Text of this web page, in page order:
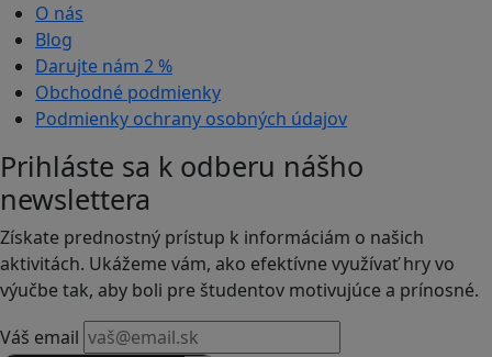
O nás
Blog
Darujte nám 2 %
Obchodné podmienky
Podmienky ochrany osobných údajov
Prihláste sa k odberu nášho
newslettera
Získate prednostný prístup k informáciám o našich
aktivitách. Ukážeme vám, ako efektívne využívať hry vo
výučbe tak, aby boli pre študentov motivujúce a prínosné.
Váš email